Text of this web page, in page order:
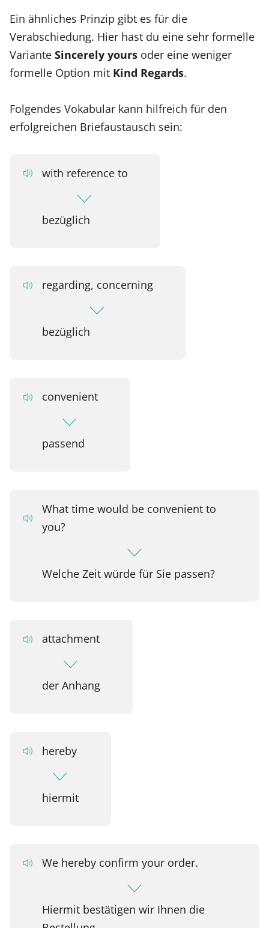
Ein ähnliches Prinzip gibt es für die
Verabschiedung. Hier hast du eine sehr formelle
Variante Sincerely yours oder eine weniger
formelle Option mit Kind Regards.
Folgendes Vokabular kann hilfreich für den
erfolgreichen Briefaustausch sein:
with reference to
bezüglich
regarding, concerning
bezüglich
convenient
passend
What time would be convenient to
you?
Welche Zeit würde für Sie passen?
attachment
der Anhang
hereby
hiermit
We hereby confirm your order.
Hiermit bestätigen wir Ihnen die